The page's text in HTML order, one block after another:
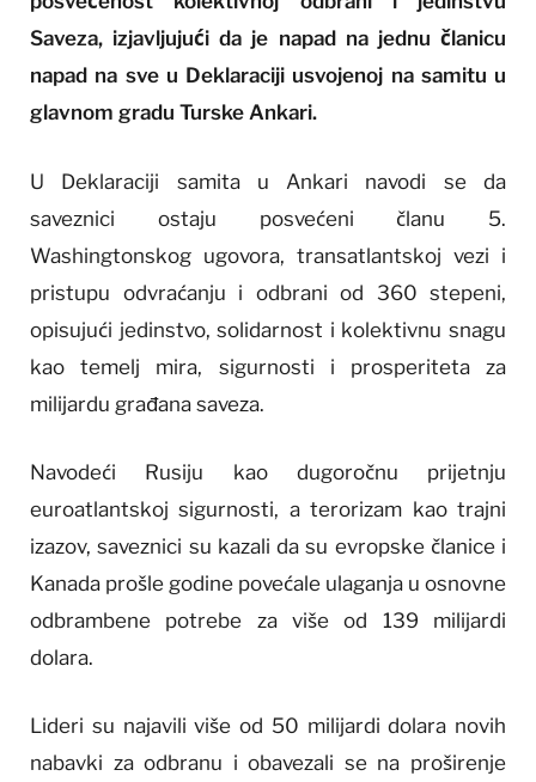
Saveza, izjavljujući da je napad na jednu članicu
napad na sve u Deklaraciji usvojenoj na samitu u
glavnom gradu Turske Ankari.
U Deklaraciji samita u Ankari navodi se da
saveznici ostaju posvećeni članu 5.
Washingtonskog ugovora, transatlantskoj vezi i
pristupu odvraćanju i odbrani od 360 stepeni,
opisujući jedinstvo, solidarnost i kolektivnu snagu
kao temelj mira, sigurnosti i prosperiteta za
milijardu građana saveza.
Navodeći Rusiju kao dugoročnu prijetnju
euroatlantskoj sigurnosti, a terorizam kao trajni
izazov, saveznici su kazali da su evropske članice i
Kanada prošle godine povećale ulaganja u osnovne
odbrambene potrebe za više od 139 milijardi
dolara.
Lideri su najavili više od 50 milijardi dolara novih
nabavki za odbranu i obavezali se na proširenje